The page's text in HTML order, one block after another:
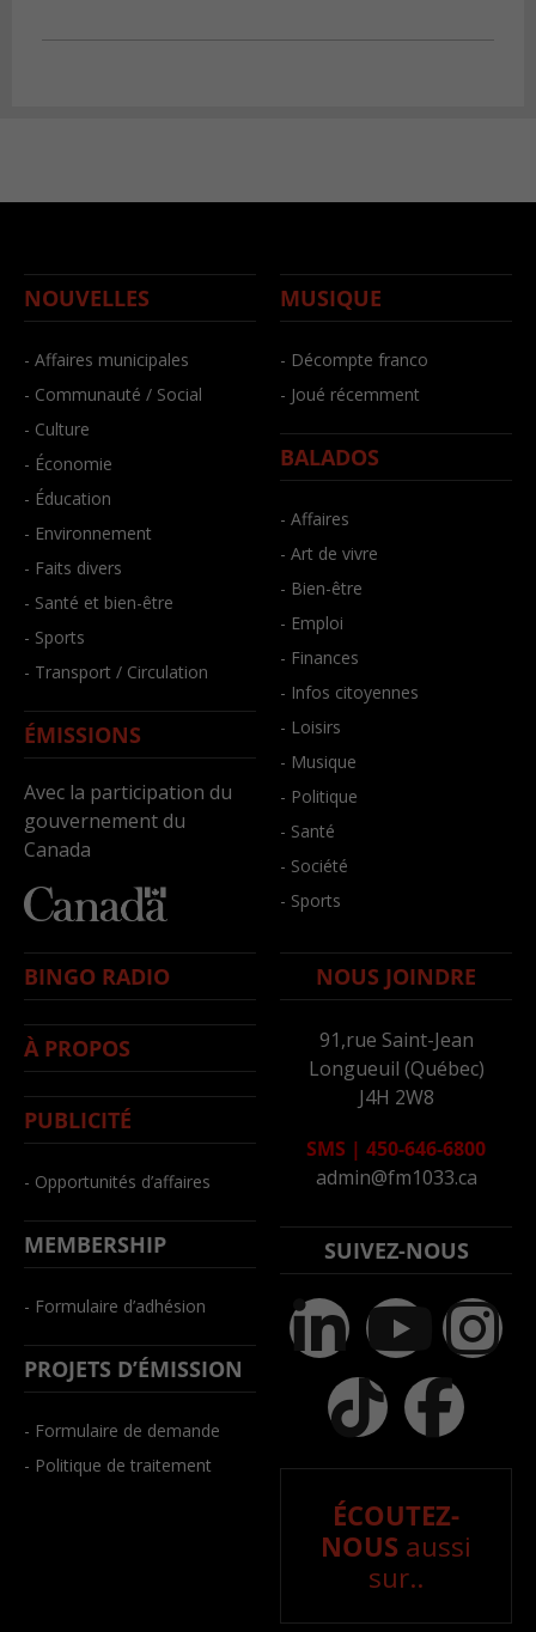
NOUVELLES
- Affaires municipales
- Communauté / Social
- Culture
- Économie
- Éducation
- Environnement
- Faits divers
- Santé et bien-être
- Sports
- Transport / Circulation
ÉMISSIONS
Avec la participation du
gouvernement du
Canada
MUSIQUE
- Décompte franco
- Joué récemment
BALADOS
- Affaires
- Art de vivre
- Bien-être
- Emploi
- Finances
- Infos citoyennes
- Loisirs
- Musique
- Politique
- Santé
- Société
- Sports
BINGO RADIO
À PROPOS
PUBLICITÉ
- Opportunités d’affaires
MEMBERSHIP
- Formulaire d’adhésion
PROJETS D’ÉMISSION
- Formulaire de demande
- Politique de traitement
NOUS JOINDRE
91,rue Saint-Jean
Longueuil (Québec)
J4H 2W8
SMS | 450-646-6800
admin@fm1033.ca
SUIVEZ-NOUS
ÉCOUTEZ-
NOUS aussi
sur..